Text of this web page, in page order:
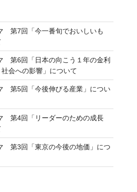
第7回「今一番旬でおいしいも
第6回「日本の向こう１年の金利
会への影響」について
第5回「今後伸びる産業」につい
第4回「リーダーのための成長
第3回「東京の今後の地価」につ